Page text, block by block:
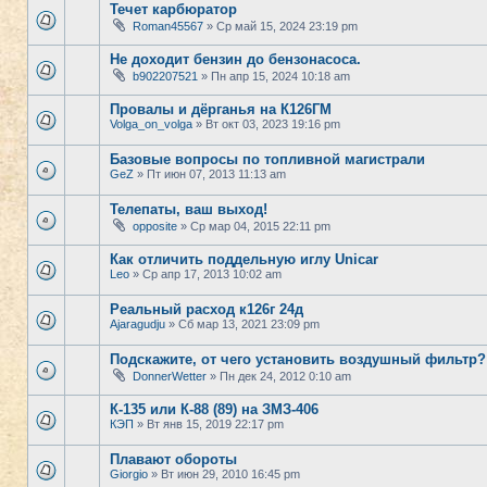
Течет карбюратор
Roman45567 » Ср май 15, 2024 23:19 pm
Не доходит бензин до бензонасоса.
b902207521 » Пн апр 15, 2024 10:18 am
Провалы и дёрганья на К126ГМ
Volga_on_volga » Вт окт 03, 2023 19:16 pm
Базовые вопросы по топливной магистрали
GeZ » Пт июн 07, 2013 11:13 am
Телепаты, ваш выход!
opposite » Ср мар 04, 2015 22:11 pm
Как отличить поддельную иглу Unicar
Leo » Ср апр 17, 2013 10:02 am
Реальный расход к126г 24д
Ajaragudju » Сб мар 13, 2021 23:09 pm
Подскажите, от чего установить воздушный фильтр?
DonnerWetter » Пн дек 24, 2012 0:10 am
К-135 или К-88 (89) на ЗМЗ-406
КЭП » Вт янв 15, 2019 22:17 pm
Плавают обороты
Giorgio » Вт июн 29, 2010 16:45 pm